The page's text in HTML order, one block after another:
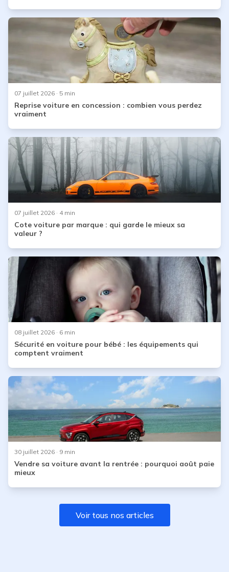
07 juillet 2026 · 5 min
Reprise voiture en concession : combien vous perdez
vraiment
07 juillet 2026 · 4 min
Cote voiture par marque : qui garde le mieux sa
valeur ?
08 juillet 2026 · 6 min
Sécurité en voiture pour bébé : les équipements qui
comptent vraiment
30 juillet 2026 · 9 min
Vendre sa voiture avant la rentrée : pourquoi août paie
mieux
Voir tous nos articles